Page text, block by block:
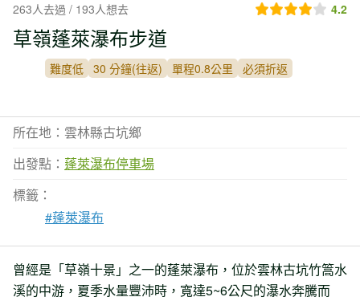
263人去過 / 193人想去 4.2
草嶺蓬萊瀑布步道
難度低 30 分鐘(往返) 單程0.8公里 必須折返
所在地：雲林縣古坑鄉
出發點： 蓬萊瀑布停車場
標籤：
#蓬萊瀑布
曾經是「草嶺十景」之一的蓬萊瀑布，位於雲林古坑竹篙水
溪的中游，夏季水量豐沛時，寬達5~6公尺的瀑水奔騰而